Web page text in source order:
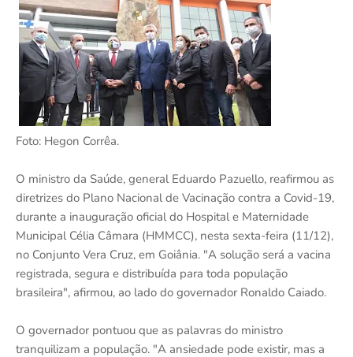
Foto: Hegon Corrêa.
O ministro da Saúde, general Eduardo Pazuello, reafirmou as
diretrizes do Plano Nacional de Vacinação contra a Covid-19,
durante a inauguração oficial do Hospital e Maternidade
Municipal Célia Câmara (HMMCC), nesta sexta-feira (11/12),
no Conjunto Vera Cruz, em Goiânia. "A solução será a vacina
registrada, segura e distribuída para toda população
brasileira", afirmou, ao lado do governador Ronaldo Caiado.
O governador pontuou que as palavras do ministro
tranquilizam a população. "A ansiedade pode existir, mas a